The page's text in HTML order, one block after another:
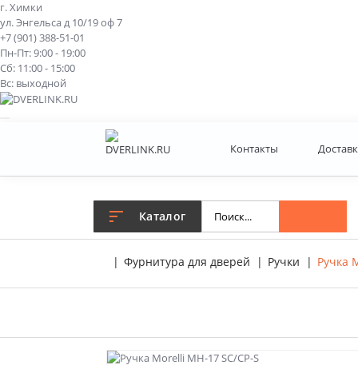
г. Химки
ул. Энгельса д 10/19 оф 7
+7 (901) 388-51-01
Пн-Пт: 9:00 - 19:00
Сб: 11:00 - 15:00
Вс: выходной
Контакты
Каталог
Фурнитура для дверей Ручки Ручка